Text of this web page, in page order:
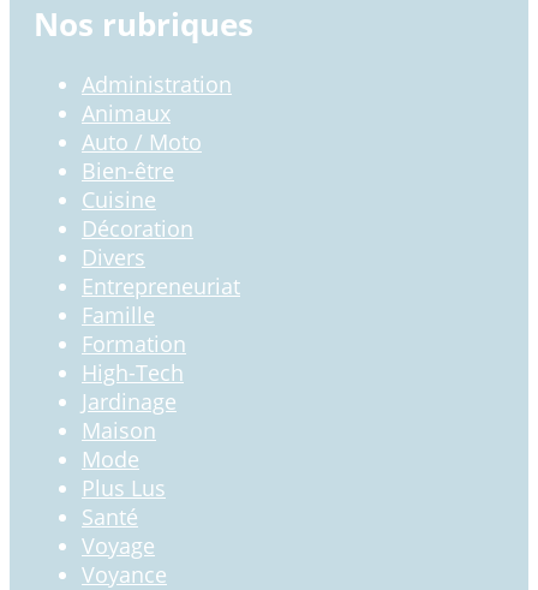
Nos rubriques
Administration
Animaux
Auto / Moto
Bien-être
Cuisine
Décoration
Divers
Entrepreneuriat
Famille
Formation
High-Tech
Jardinage
Maison
Mode
Plus Lus
Santé
Voyage
Voyance